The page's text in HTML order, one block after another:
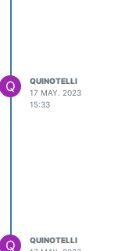
Q
QUINOTELLI
17 MAY. 2023
15:33
Q
QUINOTELLI